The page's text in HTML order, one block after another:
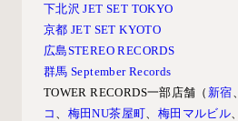
下北沢 JET SET TOKYO
京都 JET SET KYOTO
広島STEREO RECORDS
群馬 September Records
TOWER RECORDS一部店舗（ 新宿
コ
梅田NU茶屋町 梅田マルビル